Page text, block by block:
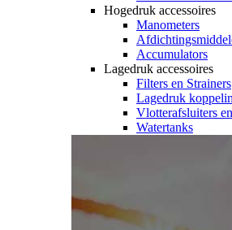
Hogedruk accessoires
Manometers
Accumulators
Lagedruk accessoires
Filters en Strainers
Lagedruk
Vlotterafsluiters
Watertanks